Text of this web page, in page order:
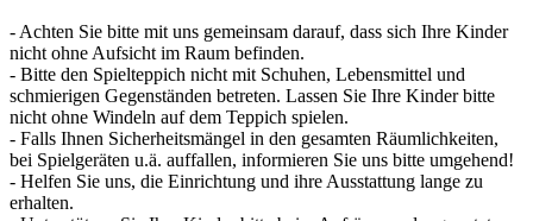
- Achten Sie bitte mit uns gemeinsam darauf, dass sich Ihre Kinder
nicht ohne Aufsicht im Raum befinden.
- Bitte den Spielteppich nicht mit Schuhen, Lebensmittel und
schmierigen Gegenständen betreten. Lassen Sie Ihre Kinder bitte
nicht ohne Windeln auf dem Teppich spielen.
- Falls Ihnen Sicherheitsmängel in den gesamten Räumlichkeiten,
bei Spielgeräten u.ä. auffallen, informieren Sie uns bitte umgehend!
- Helfen Sie uns, die Einrichtung und ihre Ausstattung lange zu
erhalten.